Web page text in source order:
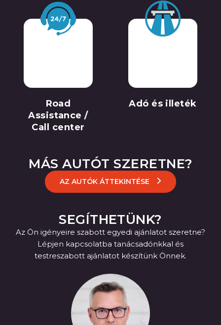
Road
Assistance /
Call center
Adó és illeték
MÁS AUTÓT SZERETNE?
AZ AUTÓK ÁTTEKINTÉSE
SEGÍTHETÜNK?
Az Ön igényeire szabott egyedi ajánlatot szeretne?
Lépjen kapcsolatba tanácsadónkkal és
testreszabott ajánlatot készítünk Önnek.